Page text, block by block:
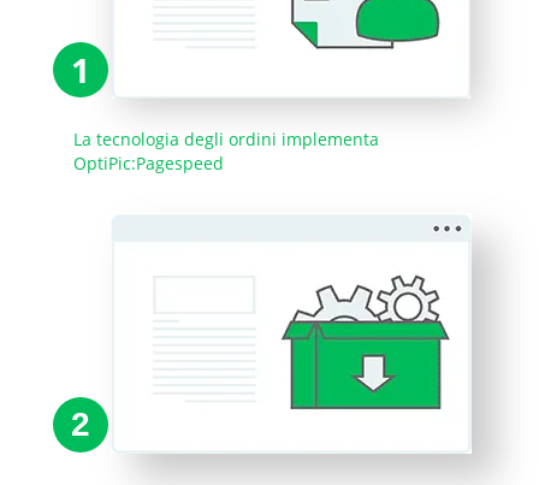
1
La tecnologia degli ordini implementa
OptiPic:Pagespeed
2